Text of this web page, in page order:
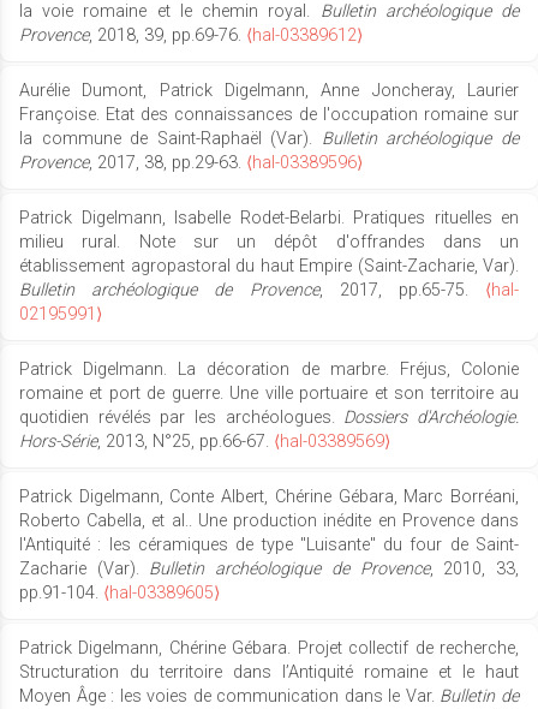
la voie romaine et le chemin royal. Bulletin archéologique de
Provence, 2018, 39, pp.69-76. ⟨hal-03389612⟩
Aurélie Dumont, Patrick Digelmann, Anne Joncheray, Laurier
Françoise. Etat des connaissances de l'occupation romaine sur
la commune de Saint-Raphaël (Var). Bulletin archéologique de
Provence, 2017, 38, pp.29-63. ⟨hal-03389596⟩
Patrick Digelmann, Isabelle Rodet-Belarbi. Pratiques rituelles en
milieu rural. Note sur un dépôt d'offrandes dans un
établissement agropastoral du haut Empire (Saint-Zacharie, Var).
Bulletin archéologique de Provence, 2017, pp.65-75. ⟨hal-
02195991⟩
Patrick Digelmann. La décoration de marbre. Fréjus, Colonie
romaine et port de guerre. Une ville portuaire et son territoire au
quotidien révélés par les archéologues. Dossiers d'Archéologie.
Hors-Série, 2013, N°25, pp.66-67. ⟨hal-03389569⟩
Patrick Digelmann, Conte Albert, Chérine Gébara, Marc Borréani,
Roberto Cabella, et al.. Une production inédite en Provence dans
l'Antiquité : les céramiques de type "Luisante" du four de Saint-
Zacharie (Var). Bulletin archéologique de Provence, 2010, 33,
pp.91-104. ⟨hal-03389605⟩
Patrick Digelmann, Chérine Gébara. Projet collectif de recherche,
Structuration du territoire dans l’Antiquité romaine et le haut
Moyen Âge : les voies de communication dans le Var. Bulletin de